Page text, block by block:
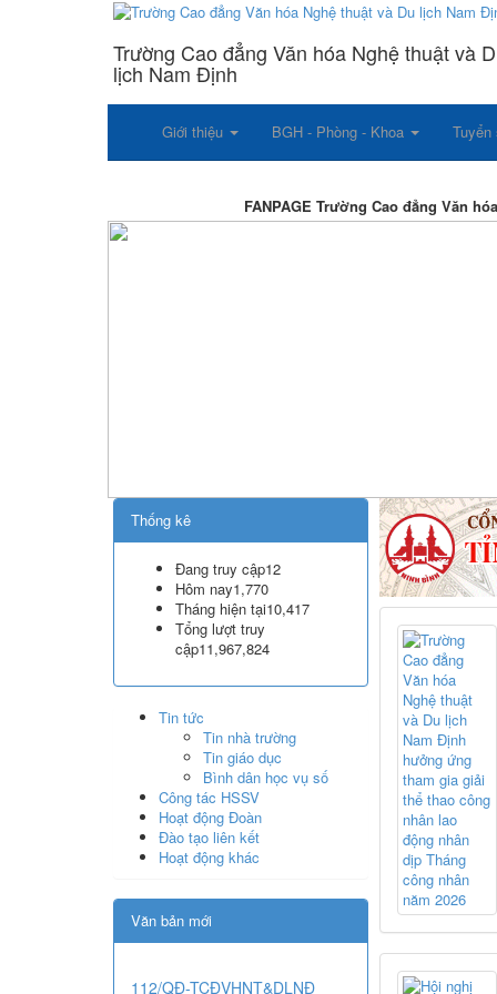
Trường Cao đẳng Văn hóa Nghệ thuật và
lịch Nam Định
Giới thiệu BGH - Phòng - Khoa Tuyển
FANPAGE Trường Cao đẳng Văn hóa
Thống kê
Đang truy cập12
Hôm nay1,770
Tháng hiện tại10,417
Tổng lượt truy
cập11,967,824
Tin tức
Tin nhà trường
Tin giáo dục
Bình dân học vụ số
Công tác HSSV
Hoạt động Đoàn
Đào tạo liên kết
Hoạt động khác
Văn bản mới
112/QĐ-TCĐVHNT&DLNĐ